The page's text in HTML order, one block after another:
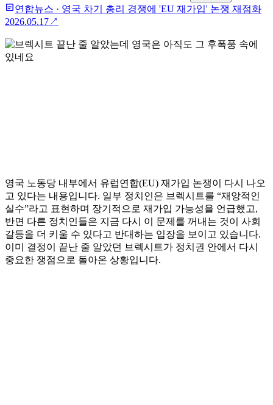
연합뉴스 · 영국 차기 총리 경쟁에 'EU 재가입' 논쟁 재점화
2026.05.17↗
영국 노동당 내부에서 유럽연합(EU) 재가입 논쟁이 다시 나오
고 있다는 내용입니다. 일부 정치인은 브렉시트를 “재앙적인
실수”라고 표현하며 장기적으로 재가입 가능성을 언급했고,
반면 다른 정치인들은 지금 다시 이 문제를 꺼내는 것이 사회
갈등을 더 키울 수 있다고 반대하는 입장을 보이고 있습니다.
이미 결정이 끝난 줄 알았던 브렉시트가 정치권 안에서 다시
중요한 쟁점으로 돌아온 상황입니다.